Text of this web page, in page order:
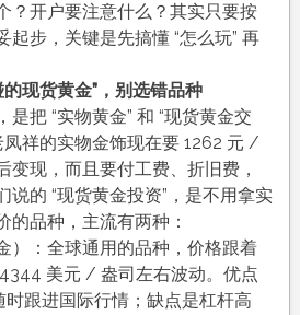
？开户要注意什么？其实只要按
起步，关键是先搞懂 “怎么玩” 再
现货黄金”，别选错品种
把 “实物黄金” 和 “现货黄金交
凤祥的实物金饰现在要 1262 元 /
变现，而且要付工费、折旧费，
说的 “现货黄金投资”，是不用拿实
的品种，主流有两种：
）：全球通用的品种，价格跟着
美元 / 盎司左右波动。优点
跟进国际行情；缺点是杠杆高